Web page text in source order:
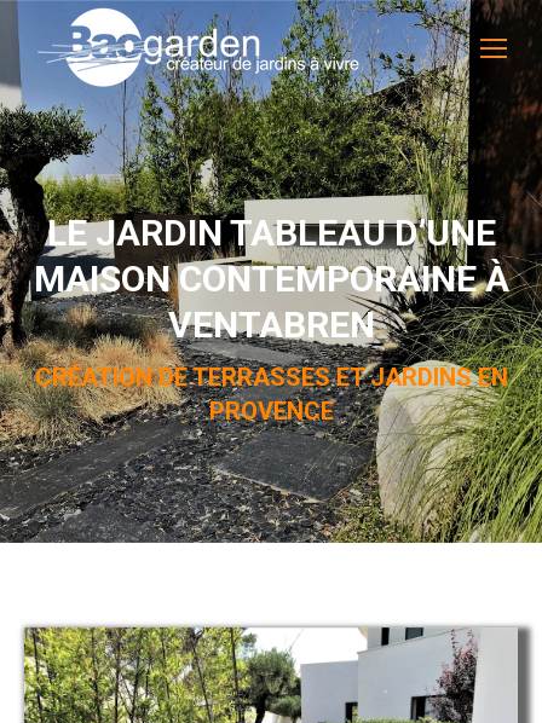
LE JARDIN TABLEAU D’UNE
MAISON CONTEMPORAINE À
VENTABREN
CRÉATION DE TERRASSES ET JARDINS EN
PROVENCE